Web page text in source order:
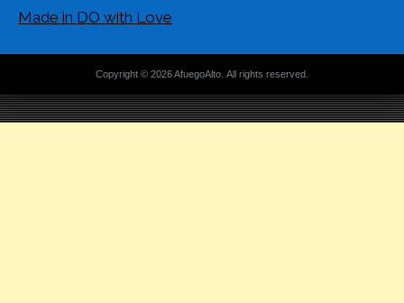
Made in DO with Love
Copyright © 2026 AfuegoAlto. All rights reserved.